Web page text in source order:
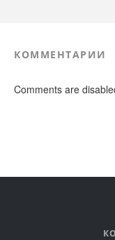
КОММЕНТАРИИ
Comments are